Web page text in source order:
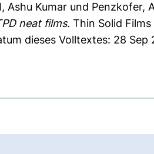
Ashu Kumar und Penzkofer,
neat films. Thin Solid
dieses Volltextes: 28 Sep